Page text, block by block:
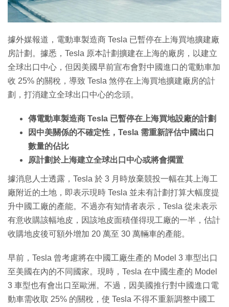
據外媒報道，電動車製造商 Tesla 已暫停在上海買地擴建廠
房計劃。據悉，Tesla 原本計劃擴建在上海的廠房，以建立
全球出口中心，但因美國早前宣布會對中國進口的電動車加
收 25% 的關稅，導致 Tesla 煞停在上海買地擴建廠房的計
劃，打消建立全球出口中心的念頭。
傳電動車製造商 Tesla 已暫停在上海買地設廠的計劃
因中美關係的不確定性，Tesla 需重新評估中國出口
數量的佔比
原計劃於上海建立全球出口中心或將會擱置
據消息人士透露，Tesla 於 3 月時放棄競投一幅在其上海工
廠附近的土地，即表示現時 Tesla 並未有計劃打算大幅度提
升中國工廠的產能。不過亦有知情者表示，Tesla 從未表示
有意收購該幅地皮，因該地皮面積僅得現工廠的一半，估計
收購地皮後可額外增加 20 萬至 30 萬輛車的產能。
早前，Tesla 曾考慮將在中國工廠生產的 Model 3 車型出口
至美國在內的不同國家。現時，Tesla 在中國生產的 Model
3 車型也有會出口至歐洲。不過，因美國推行對中國進口電
動車需收取 25% 的關稅，使 Tesla 不得不重新調整中國工